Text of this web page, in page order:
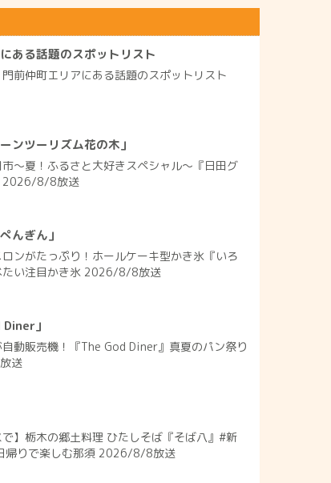
ある話題のスポットリスト
門前仲町エリアにある話題のスポットリスト
ンツーリズム花の木」
市～夏！ふるさと大好きスペシャル～『日田グ
2026/8/8放送
んぎん」
ロンがたっぷり！ホールケーキ型かき氷『いろ
たい注目かき氷 2026/8/8放送
」
自動販売機！『The God Diner』真夏のパン祭り
送
で】栃木の郷土料理 ひたしそば『そば八』#新
帰りで楽しむ那須 2026/8/8放送